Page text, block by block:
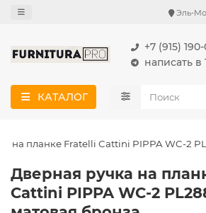
Эль-
+7 (915)
написать в
КАТАЛОГ
на планке Fratelli Cattini PIPPA WC-2
Дверная ручка на
Cattini PIPPA WC-2